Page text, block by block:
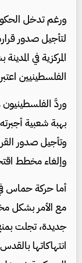
ورغم تدخل
لتأجيل صدور
المركزية في
الفلسطينيين
وردَّ
بهبة شعبية
وتأجيل صدور
وإلغاء مخطط
أما حركة حماس
مع الأمر بشكل
جديدة، تجلت
انتهاكاتها